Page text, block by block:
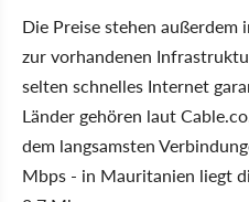
Die Preise stehen
zur vorhandenen
selten schnelles Internet
Länder gehören laut
dem langsamsten
Mbps - in Mauritanien liegt